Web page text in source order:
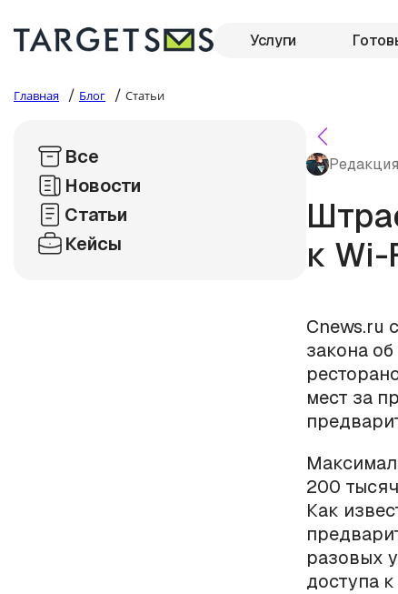
Услуги
Главная / Блог / Статьи
Все
Новости
Статьи
Кейсы
Редакция
к Wi-
Cnews.ru
закона
мест за
200
Как
разовых
доступа